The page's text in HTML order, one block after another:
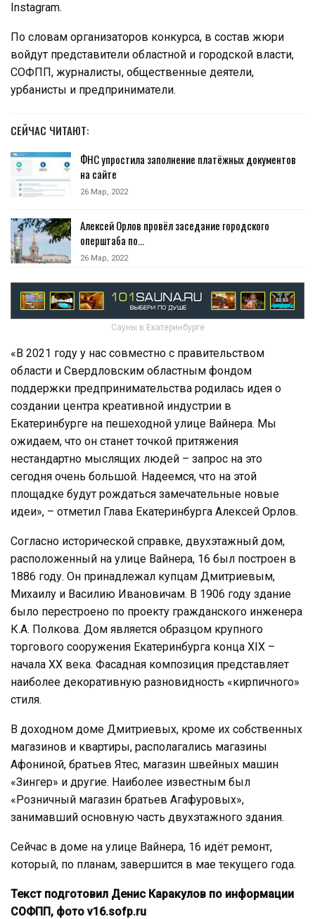
Instagram.
По словам организаторов конкурса, в состав жюри
войдут представители областной и городской власти,
СОФПП, журналисты, общественные деятели,
урбанисты и предприниматели.
СЕЙЧАС ЧИТАЮТ:
ФНС упростила заполнение платёжных документов
на сайте
26 Мар, 2022
Алексей Орлов провёл заседание городского
оперштаба по…
26 Мар, 2022
Сауны в Екатеринбурге
«В 2021 году у нас совместно с правительством
области и Свердловским областным фондом
поддержки предпринимательства родилась идея о
создании центра креативной индустрии в
Екатеринбурге на пешеходной улице Вайнера. Мы
ожидаем, что он станет точкой притяжения
нестандартно мыслящих людей – запрос на это
сегодня очень большой. Надеемся, что на этой
площадке будут рождаться замечательные новые
идеи», – отметил Глава Екатеринбурга Алексей Орлов.
Согласно исторической справке, двухэтажный дом,
расположенный на улице Вайнера, 16 был построен в
1886 году. Он принадлежал купцам Дмитриевым,
Михаилу и Василию Ивановичам. В 1906 году здание
было перестроено по проекту гражданского инженера
К.А. Полкова. Дом является образцом крупного
торгового сооружения Екатеринбурга конца XIX –
начала XX века. Фасадная композиция представляет
наиболее декоративную разновидность «кирпичного»
стиля.
В доходном доме Дмитриевых, кроме их собственных
магазинов и квартиры, располагались магазины
Афониной, братьев Ятес, магазин швейных машин
«Зингер» и другие. Наиболее известным был
«Розничный магазин братьев Агафуровых»,
занимавший основную часть двухэтажного здания.
Сейчас в доме на улице Вайнера, 16 идёт ремонт,
который, по планам, завершится в мае текущего года.
Текст подготовил Денис Каракулов по информации
СОФПП, фото v16.sofp.ru